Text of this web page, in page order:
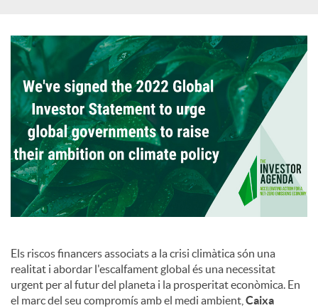
Els riscos financers associats a la crisi climàtica són una
realitat i abordar l'escalfament global és una necessitat
urgent per al futur del planeta i la prosperitat econòmica. En
el marc del seu compromís amb el medi ambient, Caixa